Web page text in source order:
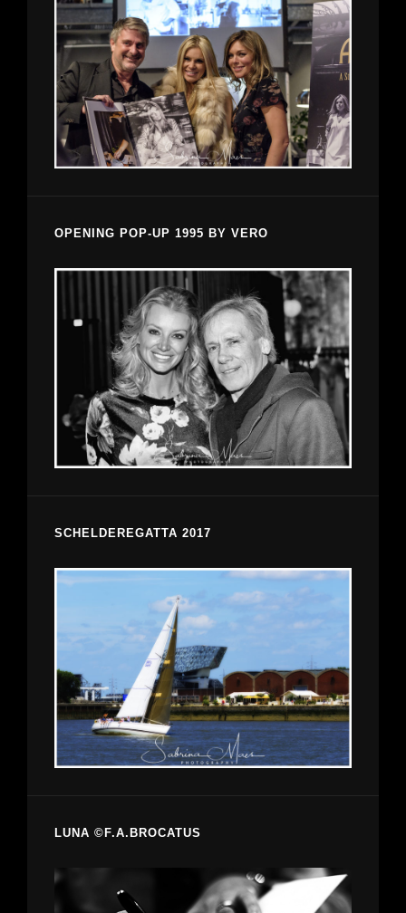
OPENING POP-UP 1995 BY VERO
SCHELDEREGATTA 2017
LUNA ©F.A.BROCATUS